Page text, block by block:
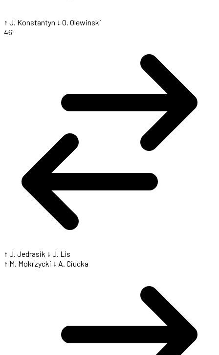
↑ J. Konstantyn ↓ O. Olewinski
46'
↑ J. Jedrasik ↓ J. Lis
↑ M. Mokrzycki ↓ A. Ciucka